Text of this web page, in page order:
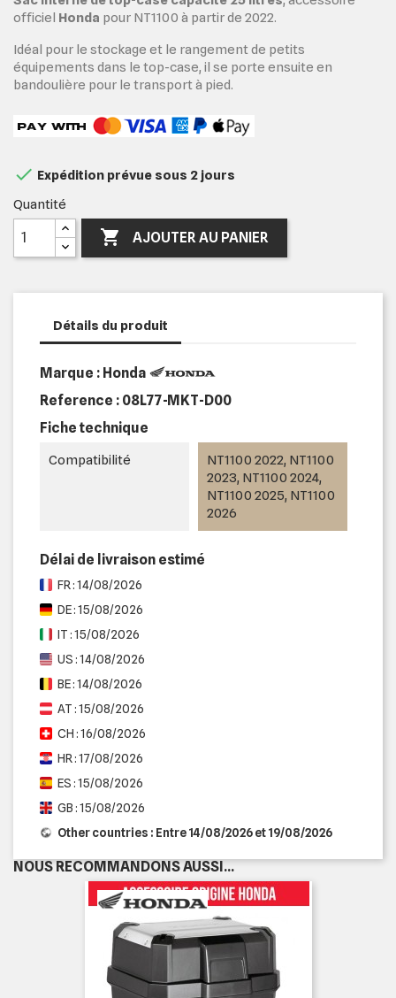
officiel Honda pour NT1100 à partir de 2022.
Idéal pour le stockage et le rangement de petits
équipements dans le top-case, il se porte ensuite en
bandoulière pour le transport à pied.
 Expédition prévue sous 2 jours
Quantité
 AJOUTER AU PANIER
Détails du produit
Marque : Honda
Reference : 08L77-MKT-D00
Fiche technique
Compatibilité
NT1100 2022, NT1100
2023, NT1100 2024,
NT1100 2025, NT1100
2026
Délai de livraison estimé
FR : 14/08/2026
DE : 15/08/2026
IT : 15/08/2026
US : 14/08/2026
BE : 14/08/2026
AT : 15/08/2026
CH : 16/08/2026
HR : 17/08/2026
ES : 15/08/2026
GB : 15/08/2026
Other countries : Entre 14/08/2026 et 19/08/2026
NOUS RECOMMANDONS AUSSI...